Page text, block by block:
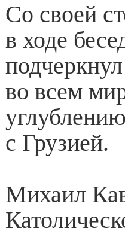
Со своей
в ходе
во всем
с Грузией.
Михаил